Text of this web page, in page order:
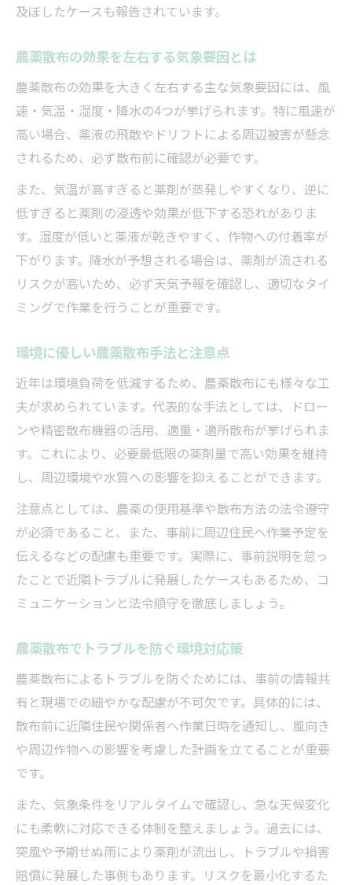
及ぼしたケースも報告されています。
農薬散布の効果を左右する気象要因とは
農薬散布の効果を大きく左右する主な気象要因には、風
速・気温・湿度・降水の4つが挙げられます。特に風速が
高い場合、薬液の飛散やドリフトによる周辺被害が懸念
されるため、必ず散布前に確認が必要です。
また、気温が高すぎると薬剤が蒸発しやすくなり、逆に
低すぎると薬剤の浸透や効果が低下する恐れがありま
す。湿度が低いと薬液が乾きやすく、作物への付着率が
下がります。降水が予想される場合は、薬剤が流される
リスクが高いため、必ず天気予報を確認し、適切なタイ
ミングで作業を行うことが重要です。
環境に優しい農薬散布手法と注意点
近年は環境負荷を低減するため、農薬散布にも様々な工
夫が求められています。代表的な手法としては、ドロー
ンや精密散布機器の活用、適量・適所散布が挙げられま
す。これにより、必要最低限の薬剤量で高い効果を維持
し、周辺環境や水質への影響を抑えることができます。
注意点としては、農薬の使用基準や散布方法の法令遵守
が必須であること、また、事前に周辺住民へ作業予定を
伝えるなどの配慮も重要です。実際に、事前説明を怠っ
たことで近隣トラブルに発展したケースもあるため、コ
ミュニケーションと法令順守を徹底しましょう。
農薬散布でトラブルを防ぐ環境対応策
農薬散布によるトラブルを防ぐためには、事前の情報共
有と現場での細やかな配慮が不可欠です。具体的には、
散布前に近隣住民や関係者へ作業日時を通知し、風向き
や周辺作物への影響を考慮した計画を立てることが重要
です。
また、気象条件をリアルタイムで確認し、急な天候変化
にも柔軟に対応できる体制を整えましょう。過去には、
突風や予期せぬ雨により薬剤が流出し、トラブルや損害
賠償に発展した事例もあります。リスクを最小化するた